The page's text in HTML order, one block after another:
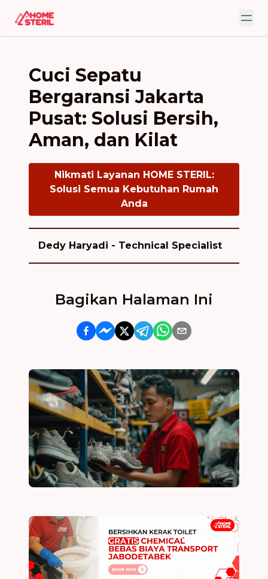
Cuci Sepatu
Bergaransi Jakarta
Pusat: Solusi Bersih,
Aman, dan Kilat
Nikmati Layanan HOME STERIL:
Solusi Semua Kebutuhan Rumah
Anda
Dedy Haryadi - Technical Specialist
Bagikan Halaman Ini